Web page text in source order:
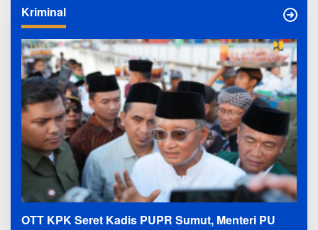
Kriminal
OTT KPK Seret Kadis PUPR Sumut, Menteri PU